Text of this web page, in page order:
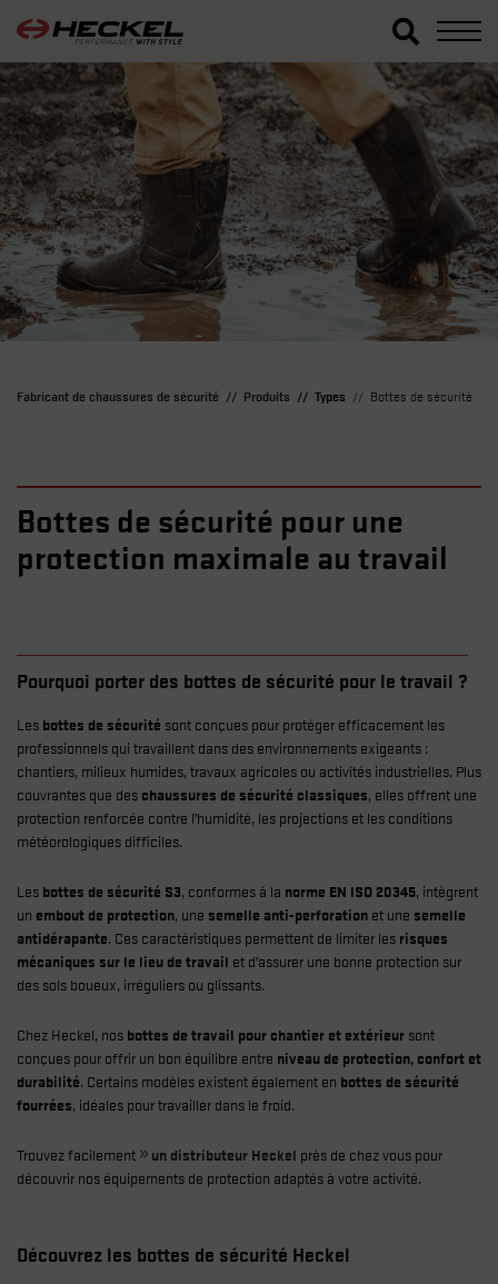
Fabricant de chaussures de sécurité Produits Types Bottes de sécurité
Bottes de sécurité pour une
protection maximale au travail
Pourquoi porter des bottes de sécurité pour le travail ?
Les bottes de sécurité sont conçues pour protéger efficacement les
professionnels qui travaillent dans des environnements exigeants :
chantiers, milieux humides, travaux agricoles ou activités industrielles. Plus
couvrantes que des chaussures de sécurité classiques, elles offrent une
protection renforcée contre l’humidité, les projections et les conditions
météorologiques difficiles.
Les bottes de sécurité S3, conformes à la norme EN ISO 20345, intègrent
un embout de protection, une semelle anti-perforation et une semelle
antidérapante. Ces caractéristiques permettent de limiter les risques
mécaniques sur le lieu de travail et d’assurer une bonne protection sur
des sols boueux, irréguliers ou glissants.
Chez Heckel, nos bottes de travail pour chantier et extérieur sont
conçues pour offrir un bon équilibre entre niveau de protection, confort et
durabilité. Certains modèles existent également en bottes de sécurité
fourrées, idéales pour travailler dans le froid.
Trouvez facilement un distributeur Heckel près de chez vous pour
découvrir nos équipements de protection adaptés à votre activité.
Découvrez les bottes de sécurité Heckel